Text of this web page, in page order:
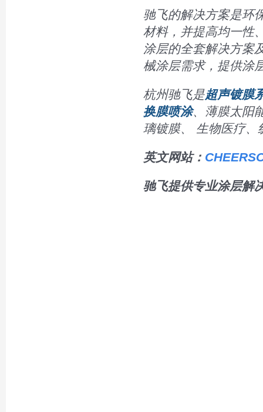
驰飞的解决方案是环
材料，并提高均一性
涂层的全套解决方案
械涂层需求，提供涂
杭州驰飞是超声镀膜
换膜喷涂、薄膜太阳
璃镀膜、 生物医疗、
英文网站：
驰飞提供专业涂层解